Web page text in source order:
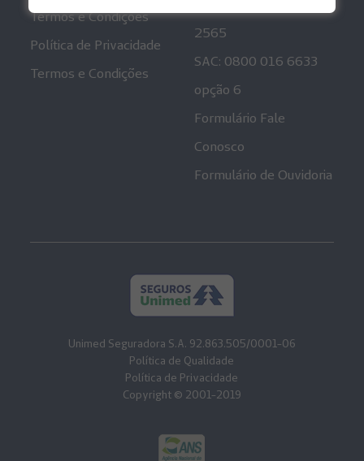
Termos e Condições
Política de Privacidade
Termos e Condições
2565
SAC: 0800 016 6633
opção 6
Formulário Fale
Conosco
Formulário de Ouvidoria
Unimed Seguradora S.A. 92.863.505/0001-06
Política de Qualidade
Política de Privacidade
Copyright © 2001-2019